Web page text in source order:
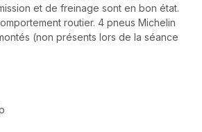
et de freinage sont en bon état.
routier. 4 pneus Michelin
(non présents lors de la séance